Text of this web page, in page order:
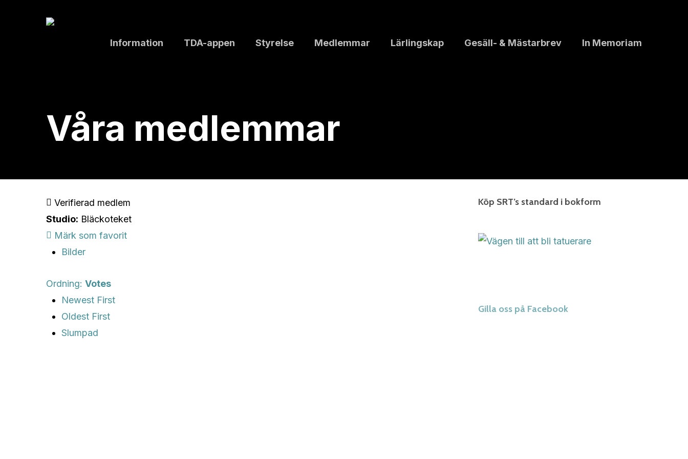
Information TDA-appen Styrelse Medlemmar Lärlingskap Gesäll- & Mästarbrev In Memoriam
Våra medlemmar
Verifierad medlem
Studio: Bläckoteket
Märk som favorit
Bilder
Ordning: Votes
Newest First
Oldest First
Slumpad
Köp SRT’s standard i bokform
Gilla oss på Facebook